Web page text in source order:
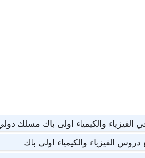
والكيمياء اولى باك مسلك
دروس الفيزياء والكيمياء اولى باك